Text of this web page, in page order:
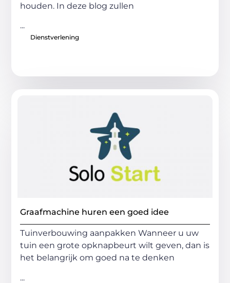
houden. In deze blog zullen
...
Dienstverlening
Graafmachine huren een goed idee
Tuinverbouwing aanpakken Wanneer u uw
tuin een grote opknapbeurt wilt geven, dan is
het belangrijk om goed na te denken
...